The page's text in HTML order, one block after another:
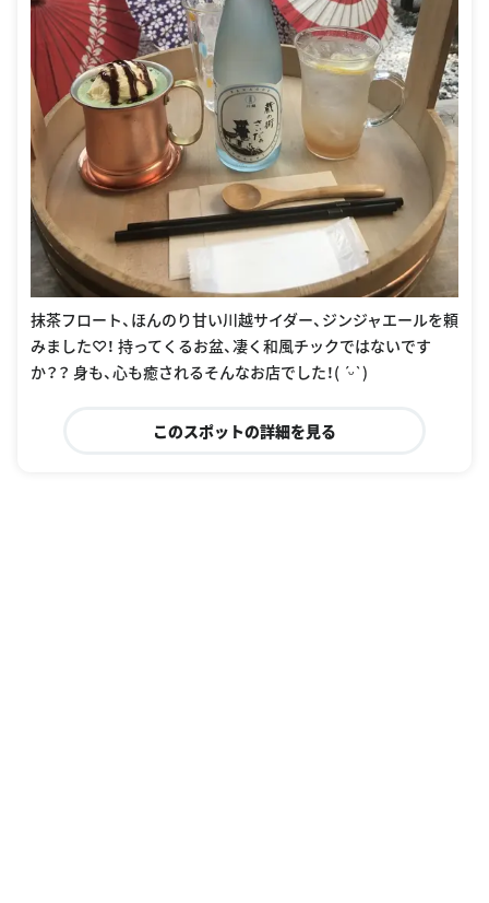
抹茶フロート、ほんのり甘い川越サイダー、ジンジャエールを頼
みました♡！ 持ってくるお盆、凄く和風チックではないです
か？？ 身も、心も癒されるそんなお店でした！( ˊᵕˋ )
このスポットの詳細を見る